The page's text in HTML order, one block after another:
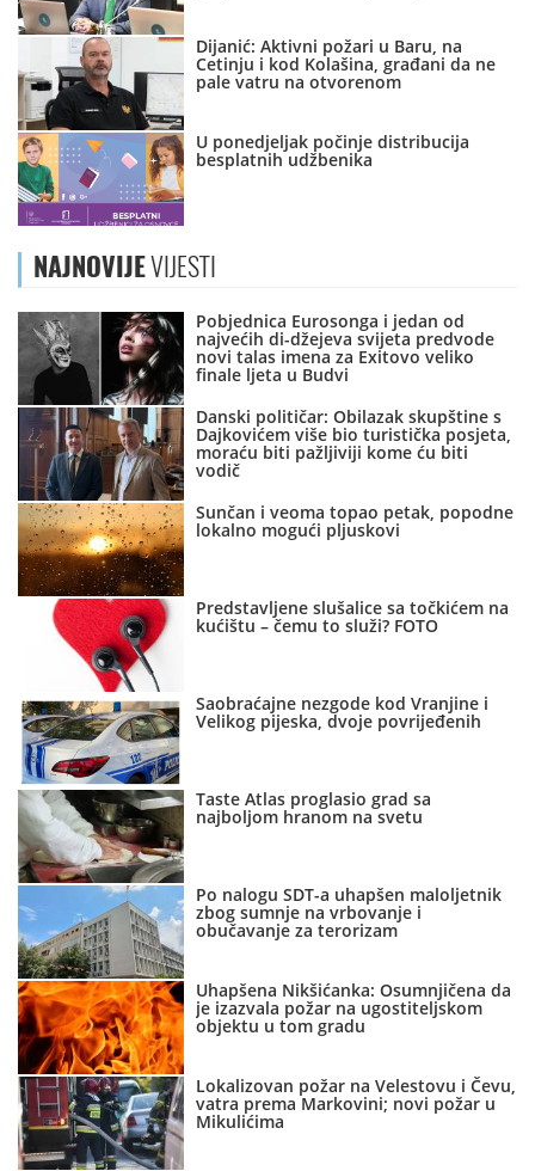
Dijanić: Aktivni požari u Baru, na
Cetinju i kod Kolašina, građani da ne
pale vatru na otvorenom
U ponedjeljak počinje distribucija
besplatnih udžbenika
NAJNOVIJEVIJESTI
Pobjednica Eurosonga i jedan od
najvećih di-džejeva svijeta predvode
novi talas imena za Exitovo veliko
finale ljeta u Budvi
Danski političar: Obilazak skupštine s
Dajkovićem više bio turistička posjeta,
moraću biti pažljiviji kome ću biti
vodič
Sunčan i veoma topao petak, popodne
lokalno mogući pljuskovi
Predstavljene slušalice sa točkićem na
kućištu – čemu to služi? FOTO
Saobraćajne nezgode kod Vranjine i
Velikog pijeska, dvoje povrijeđenih
Taste Atlas proglasio grad sa
najboljom hranom na svetu
Po nalogu SDT-a uhapšen maloljetnik
zbog sumnje na vrbovanje i
obučavanje za terorizam
Uhapšena Nikšićanka: Osumnjičena da
je izazvala požar na ugostiteljskom
objektu u tom gradu
Lokalizovan požar na Velestovu i Čevu,
vatra prema Markovini; novi požar u
Mikulićima